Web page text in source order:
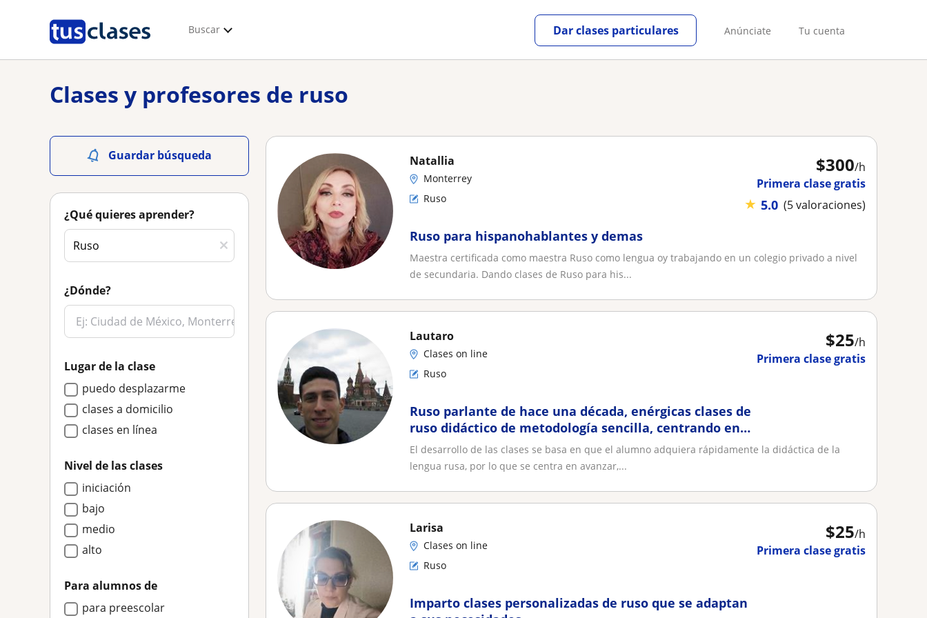
Buscar Anúnciate Tu cuenta
Dar clases particulares
Clases y profesores de ruso
Guardar búsqueda
¿Qué quieres aprender?
¿Dónde?
Lugar de la clase
puedo desplazarme
clases a domicilio
clases en línea
Nivel de las clases
iniciación
bajo
medio
alto
Para alumnos de
para preescolar
$300/h
Primera clase gratis
★ 5.0 (5 valoraciones)
Natallia
Monterrey
Ruso
Ruso para hispanohablantes y demas
Maestra certificada como maestra Ruso como lengua oy trabajando en un colegio privado a nivel
de secundaria. Dando clases de Ruso para his...
$25/h
Primera clase gratis
Lautaro
Clases on line
Ruso
Ruso parlante de hace una década, enérgicas clases de
ruso didáctico de metodología sencilla, centrando en
comunicarse con facilid
El desarrollo de las clases se basa en que el alumno adquiera rápidamente la didáctica de la
lengua rusa, por lo que se centra en avanzar,...
$25/h
Primera clase gratis
Larisa
Clases on line
Ruso
Imparto clases personalizadas de ruso que se adaptan